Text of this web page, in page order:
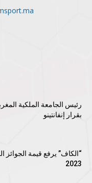
رئيس الجامعة الملكية
بقرار إنفانتينو
“الكاف” يرفع قيمة الجوائز
2023